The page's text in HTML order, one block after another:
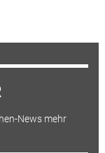
News mehr